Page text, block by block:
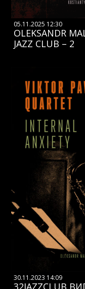
05.11.2025 12:30
OLEKSANDR
JAZZ CLUB – 2
30.11.2023 14:09
32JAZZCLUB